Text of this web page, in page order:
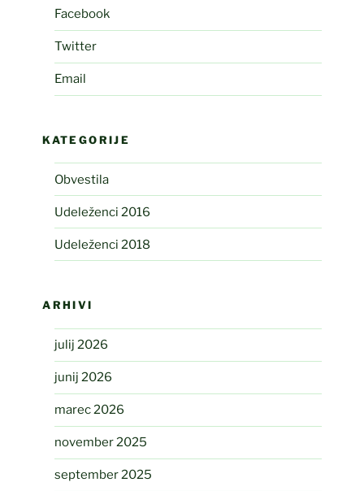
Facebook
Twitter
Email
KATEGORIJE
Obvestila
Udeleženci 2016
Udeleženci 2018
ARHIVI
julij 2026
junij 2026
marec 2026
november 2025
september 2025